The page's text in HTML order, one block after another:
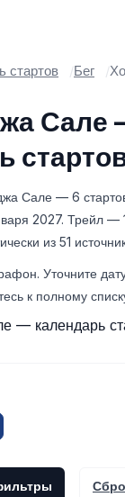
стартов Бег
Сале
Сале — 6
2027. Трейл —
из 51
Уточните
к полному